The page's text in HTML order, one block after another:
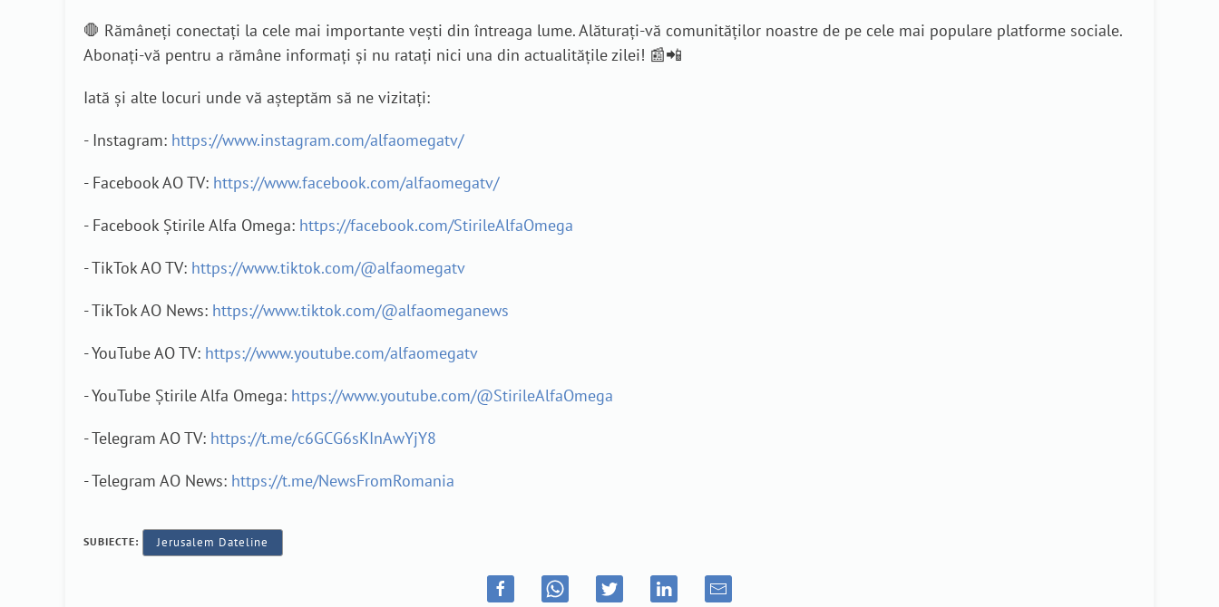
🛑 Rămâneți conectați la cele mai importante vești din întreaga lume. Alăturați-vă comunităților noastre de pe cele mai populare platforme sociale.
Abonați-vă pentru a rămâne informați și nu ratați nici una din actualitățile zilei! 📰📲
Iată și alte locuri unde vă așteptăm să ne vizitați:
- Instagram: https://www.instagram.com/alfaomegatv/
- Facebook AO TV: https://www.facebook.com/alfaomegatv/
- Facebook Știrile Alfa Omega: https://facebook.com/StirileAlfaOmega
- TikTok AO TV: https://www.tiktok.com/@alfaomegatv
- TikTok AO News: https://www.tiktok.com/@alfaomeganews
- YouTube AO TV: https://www.youtube.com/alfaomegatv
- YouTube Știrile Alfa Omega: https://www.youtube.com/@StirileAlfaOmega
- Telegram AO TV: https://t.me/c6GCG6sKInAwYjY8
- Telegram AO News: https://t.me/NewsFromRomania
SUBIECTE: Jerusalem Dateline